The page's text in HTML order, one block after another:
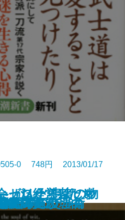
子育て
界史入門
がんと患者の物
った経営者たち
リズム
教
0 748円 2013/01/17
た本当の理由
ていたか
羅場の交渉術
書
達障害」
ゼロからはじめ
ェンス